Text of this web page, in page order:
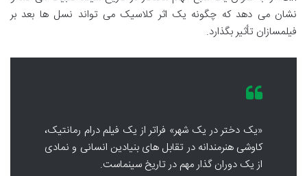
نشان می دهد که چگونه یک اثر کلاسیک می تواند نسل ها بعد بر
فیلمسازان تأثیر بگذارد.
«یک دختر در یک شهر» فراتر از یک فیلم درام رمانتیک،
کاوشی هنرمندانه در تقابل های بنیادین انسانی و نمادی
از یک دوران گذار مهم در تاریخ سینماست.